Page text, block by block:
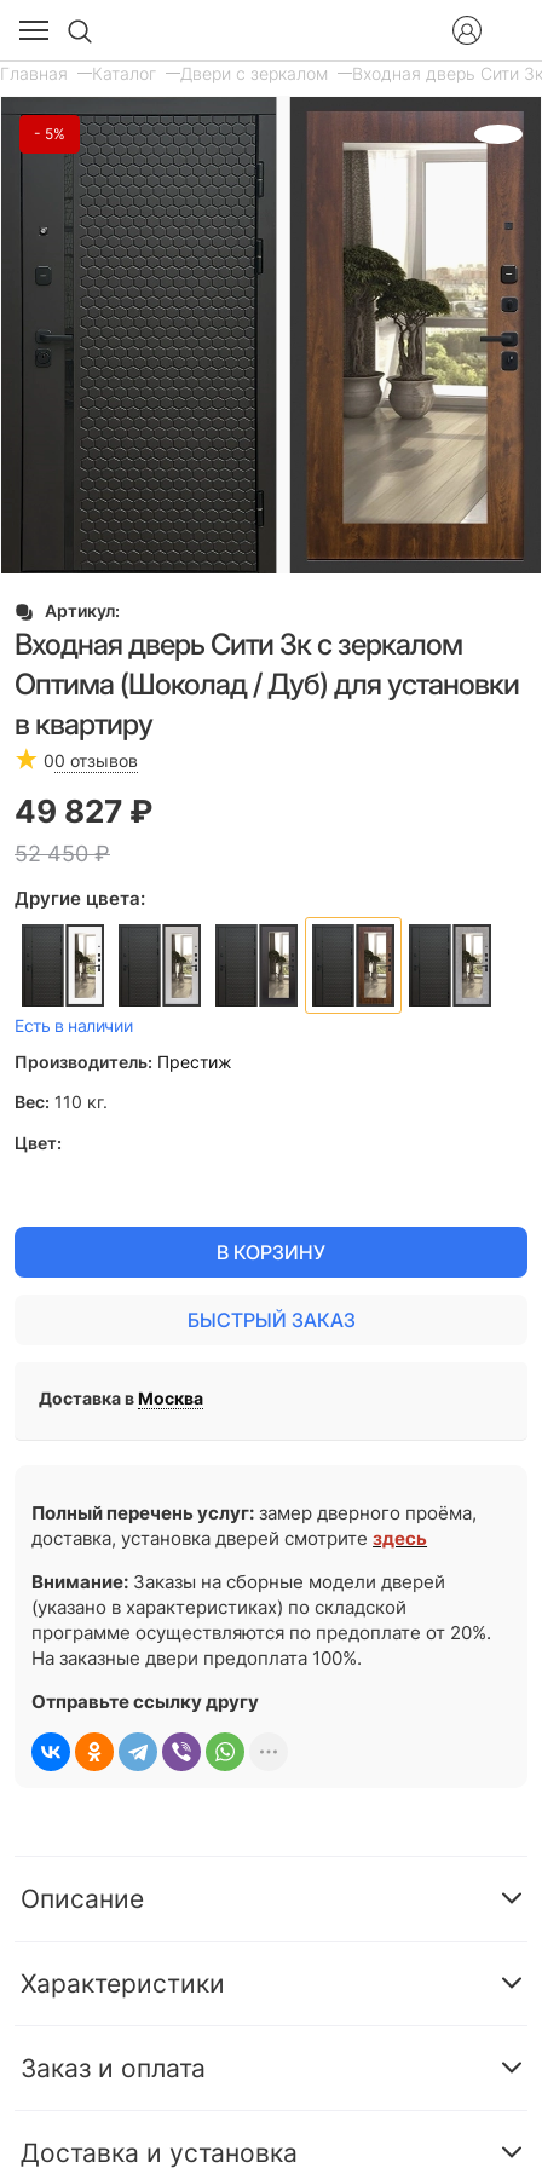
Главная Каталог Двери с зеркалом Входная дверь Сити
- 5%
Артикул:
Входная дверь Сити 3к с зеркалом
Оптима (Шоколад / Дуб) для установки
в квартиру
00 отзывов
52 450 ₽
49 827 ₽
Другие цвета:
Есть в наличии
Производитель: Престиж
Вес: 110 кг.
Цвет:
В КОРЗИНУ
БЫСТРЫЙ ЗАКАЗ
Доставка вМосква
Полный перечень услуг: замер дверного проёма,
доставка, установка дверей смотритездесь
Внимание: Заказы на сборные модели дверей
(указано в характеристиках) по складской
программе осуществляются по предоплате от 20%.
На заказные двери предоплата 100%.
Отправьте ссылку другу
Описание
Характеристики
Заказ и оплата
Доставка и установка